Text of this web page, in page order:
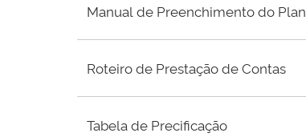
Manual de Preenchimento do
Roteiro de Prestação de Contas
Tabela de Precificação